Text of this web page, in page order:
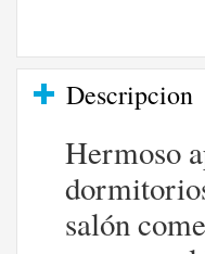
Descripcion
Hermoso
salón